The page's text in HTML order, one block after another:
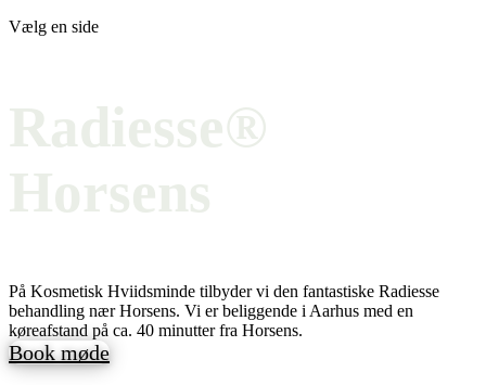
Vælg en side
Radiesse®
Horsens
På Kosmetisk Hviidsminde tilbyder vi den fantastiske Radiesse
behandling nær Horsens. Vi er beliggende i Aarhus med en
køreafstand på ca. 40 minutter fra Horsens.
Book møde